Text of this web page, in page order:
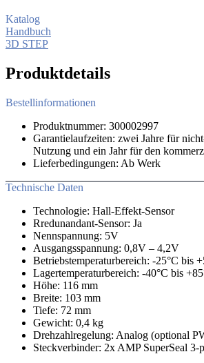
Katalog
Handbuch
3D STEP
Produktdetails
Bestellinformationen
Produktnummer: 300002997
Garantielaufzeiten: zwei Jahre für
Nutzung und ein Jahr für den
Lieferbedingungen: Ab Werk
Technische Daten
Technologie: Hall-Effekt-Sensor
Rredunandant-Sensor: Ja
Nennspannung: 5V
Ausgangsspannung: 0,8V – 4,2V
Betriebstemperaturbereich: -25°C bis
Lagertemperaturbereich: -40°C bis
Höhe: 116 mm
Breite: 103 mm
Tiefe: 72 mm
Gewicht: 0,4 kg
Drehzahlregelung: Analog (optional
Steckverbinder: 2x AMP SuperSeal 3-